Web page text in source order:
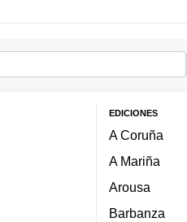
EDICIONES
A Coruña
A Mariña
Arousa
Barbanza